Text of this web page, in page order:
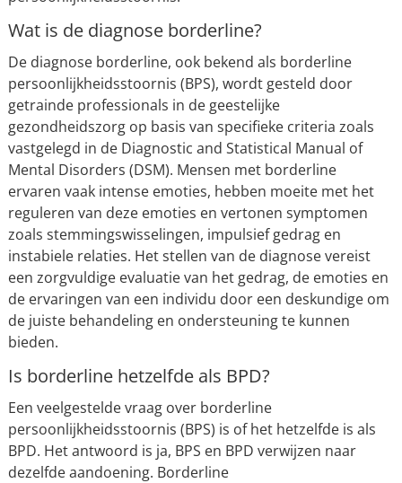
Wat is de diagnose borderline?
De diagnose borderline, ook bekend als borderline
persoonlijkheidsstoornis (BPS), wordt gesteld door
getrainde professionals in de geestelijke
gezondheidszorg op basis van specifieke criteria zoals
vastgelegd in de Diagnostic and Statistical Manual of
Mental Disorders (DSM). Mensen met borderline
ervaren vaak intense emoties, hebben moeite met het
reguleren van deze emoties en vertonen symptomen
zoals stemmingswisselingen, impulsief gedrag en
instabiele relaties. Het stellen van de diagnose vereist
een zorgvuldige evaluatie van het gedrag, de emoties en
de ervaringen van een individu door een deskundige om
de juiste behandeling en ondersteuning te kunnen
bieden.
Is borderline hetzelfde als BPD?
Een veelgestelde vraag over borderline
persoonlijkheidsstoornis (BPS) is of het hetzelfde is als
BPD. Het antwoord is ja, BPS en BPD verwijzen naar
dezelfde aandoening. Borderline